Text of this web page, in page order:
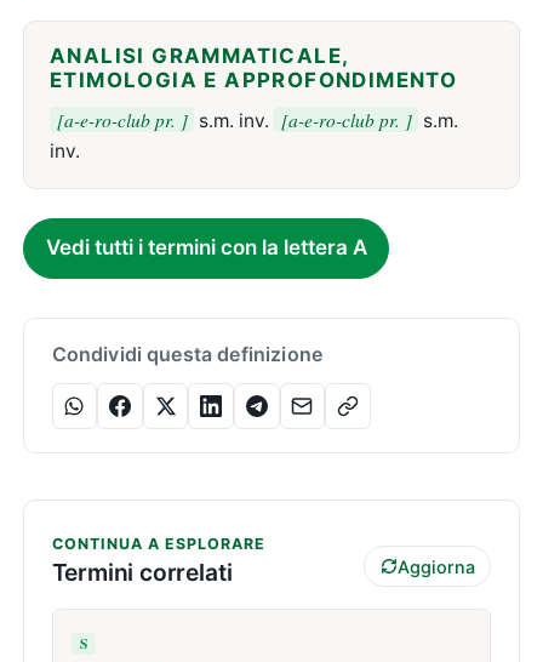
ANALISI GRAMMATICALE,
ETIMOLOGIA E APPROFONDIMENTO
[a-e-ro-club pr. ] s.m. inv. [a-e-ro-club pr. ] s.m.
inv.
Vedi tutti i termini con la lettera A
Condividi questa definizione
CONTINUA A ESPLORARE
Termini correlati Aggiorna
S